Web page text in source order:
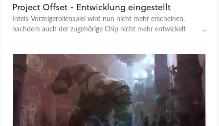
Project Offset - Entwicklung eingestellt
Intels-Vorzeigerollenspiel wird nun nicht mehr erscheinen,
nachdem auch der zugehörige Chip nicht mehr entwickelt